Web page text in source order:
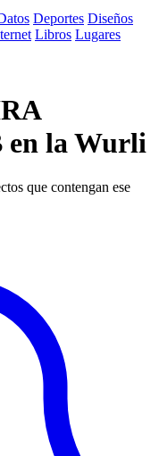
Deportes Diseños
Libros Lugares
la Wurli
que contengan ese